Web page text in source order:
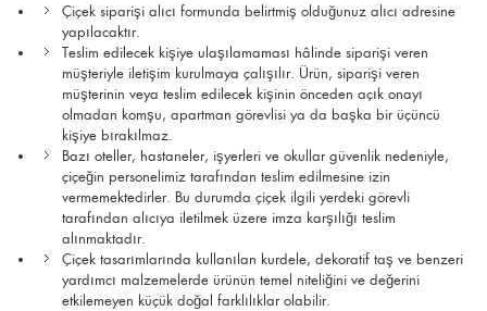
Çiçek siparişi alıcı formunda belirtmiş olduğunuz alıcı adresine
yapılacaktır.
Teslim edilecek kişiye ulaşılamaması hâlinde siparişi veren
müşteriyle iletişim kurulmaya çalışılır. Ürün, siparişi veren
müşterinin veya teslim edilecek kişinin önceden açık onayı
olmadan komşu, apartman görevlisi ya da başka bir üçüncü
kişiye bırakılmaz.
Bazı oteller, hastaneler, işyerleri ve okullar güvenlik nedeniyle,
çiçeğin personelimiz tarafından teslim edilmesine izin
vermemektedirler. Bu durumda çiçek ilgili yerdeki görevli
tarafından alıcıya iletilmek üzere imza karşılığı teslim
alınmaktadır.
Çiçek tasarımlarında kullanılan kurdele, dekoratif taş ve benzeri
yardımcı malzemelerde ürünün temel niteliğini ve değerini
etkilemeyen küçük doğal farklılıklar olabilir.